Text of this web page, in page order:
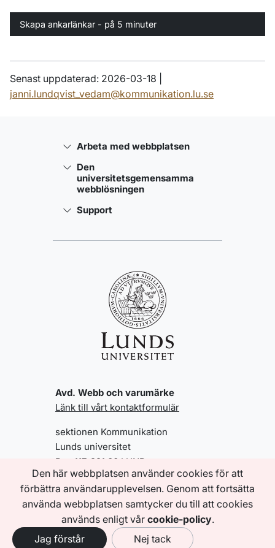
Den här webbplatsen använder cookies för att
förbättra användarupplevelsen. Genom att fortsätta
använda webbplatsen samtycker du till att cookies
används enligt vår cookie-policy.
Jag förstår
Nej tack
Skapa ankarlänkar - på 5 minuter
Senast uppdaterad: 2026-03-18 |
janni.lundqvist_vedam@kommunikation.lu.se
Arbeta med webbplatsen
Den
universitetsgemensamma
webblösningen
Support
Avd. Webb och varumärke
Länk till vårt kontaktformulär
sektionen Kommunikation
Lunds universitet
Box 117, 221 00 LUND
GENVÄGAR
Tillgänglighetsredogörelse